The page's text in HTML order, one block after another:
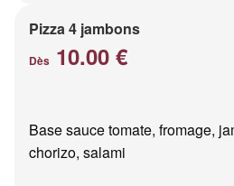
Pizza 4 jambons
Dès 10.00 €
Base sauce tomate, fromage,
chorizo, salami